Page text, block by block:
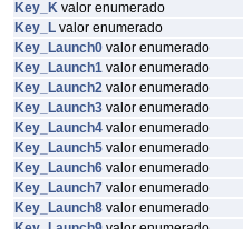
Key_K valor enumerado
Key_L valor enumerado
Key_Launch0 valor enumerado
Key_Launch1 valor enumerado
Key_Launch2 valor enumerado
Key_Launch3 valor enumerado
Key_Launch4 valor enumerado
Key_Launch5 valor enumerado
Key_Launch6 valor enumerado
Key_Launch7 valor enumerado
Key_Launch8 valor enumerado